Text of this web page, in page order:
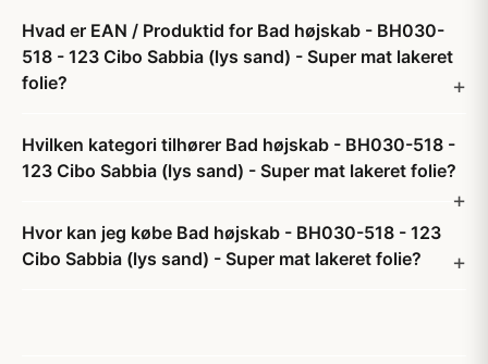
Hvad er EAN / Produktid for Bad højskab - BH030-
518 - 123 Cibo Sabbia (lys sand) - Super mat lakeret
folie?
Hvilken kategori tilhører Bad højskab - BH030-518 -
123 Cibo Sabbia (lys sand) - Super mat lakeret folie?
Hvor kan jeg købe Bad højskab - BH030-518 - 123
Cibo Sabbia (lys sand) - Super mat lakeret folie?